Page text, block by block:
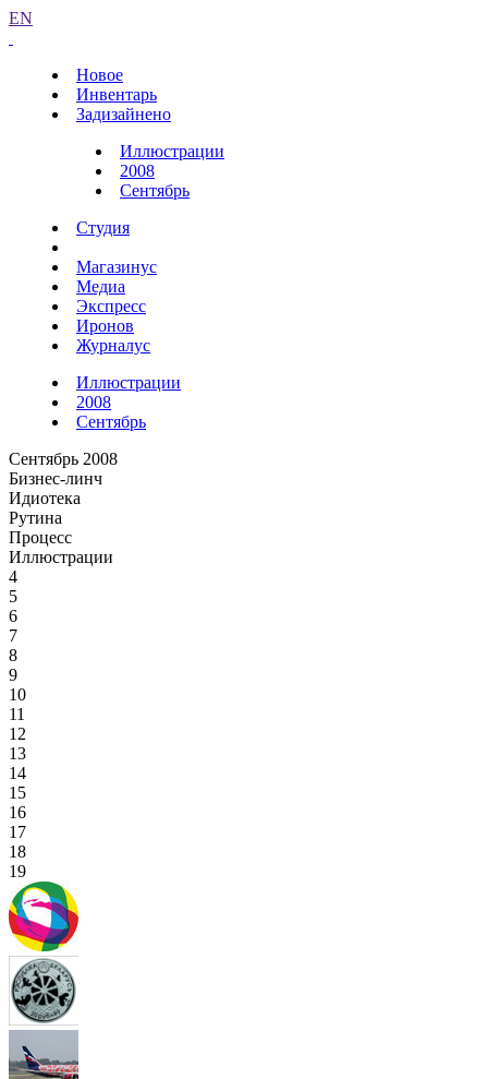
EN
Новое
Инвентарь
Задизайнено
Иллюстрации
2008
Сентябрь
Студия
Магазинус
Медиа
Экспресс
Иронов
Журналус
Иллюстрации
2008
Сентябрь
Сентябрь 2008
Бизнес-линч
Идиотека
Рутина
Процесс
Иллюстрации
4
5
6
7
8
9
10
11
12
13
14
15
16
17
18
19